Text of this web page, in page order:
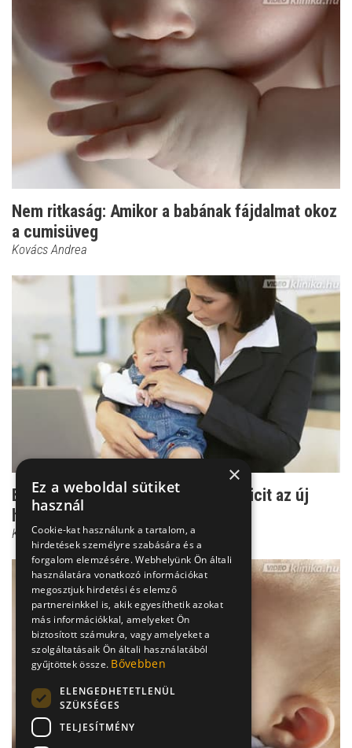
Nem ritkaság: Amikor a babának fájdalmat okoz
a cumisüveg
Kovács Andrea
Bölcsőde előtt: Így készítsd fel a picit az új
helyzetre
Kovács Andrea
×
Ez a weboldal sütiket
használ
Cookie-kat használunk a tartalom, a
hirdetések személyre szabására és a
forgalom elemzésére. Webhelyünk Ön általi
használatára vonatkozó információkat
megosztjuk hirdetési és elemző
partnereinkkel is, akik egyesíthetik azokat
más információkkal, amelyeket Ön
biztosított számukra, vagy amelyeket a
szolgáltatásaik Ön általi használatából
gyűjtöttek össze. Bővebben
ELENGEDHETETLENÜL
SZÜKSÉGES
TELJESÍTMÉNY